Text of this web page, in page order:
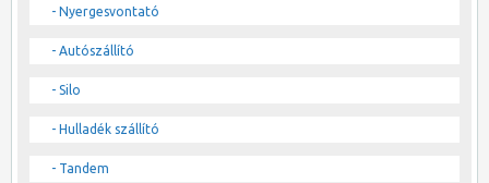
- Nyergesvontató
- Autószállító
- Silo
- Hulladék szállító
- Tandem